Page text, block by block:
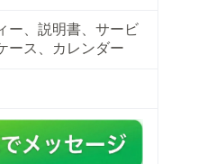
ー、説明書、サービ
ース、カレンダー